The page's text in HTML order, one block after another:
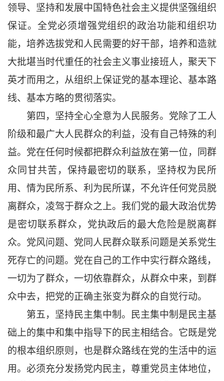
领导、坚持和发展中国特色社会主义提供坚强组织
保证。全党必须增强党组织的政治功能和组织功
能，培养选拔党和人民需要的好干部，培养和造就
大批堪当时代重任的社会主义事业接班人，聚天下
英才而用之，从组织上保证党的基本理论、基本路
线、基本方略的贯彻落实。
第四，坚持全心全意为人民服务。党除了工人
阶级和最广大人民群众的利益，没有自己特殊的利
益。党在任何时候都把群众利益放在第一位，同群
众同甘共苦，保持最密切的联系，坚持权为民所
用、情为民所系、利为民所谋，不允许任何党员脱
离群众，凌驾于群众之上。我们党的最大政治优势
是密切联系群众，党执政后的最大危险是脱离群
众。党风问题、党同人民群众联系问题是关系党生
死存亡的问题。党在自己的工作中实行群众路线，
一切为了群众，一切依靠群众，从群众中来，到群
众中去，把党的正确主张变为群众的自觉行动。
第五，坚持民主集中制。民主集中制是民主基
础上的集中和集中指导下的民主相结合。它既是党
的根本组织原则，也是群众路线在党的生活中的运
用。必须充分发扬党内民主，尊重党员主体地位，